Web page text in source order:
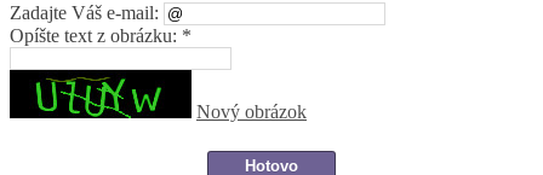
Zadajte Váš e-mail:
Opíšte text z obrázku: *
Nový obrázok